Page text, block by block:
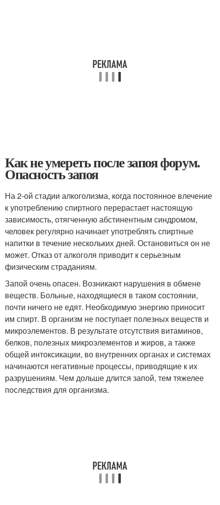
Как не умереть после запоя форум.
Опасность запоя
На 2-ой стадии алкоголизма, когда постоянное влечение
к употреблению спиртного перерастает настоящую
зависимость, отягченную абстинентным синдромом,
человек регулярно начинает употреблять спиртные
напитки в течение нескольких дней. Остановиться он не
может. Отказ от алкоголя приводит к серьезным
физическим страданиям.
Запой очень опасен. Возникают нарушения в обмене
веществ. Больные, находящиеся в таком состоянии,
почти ничего не едят. Необходимую энергию приносит
им спирт. В организм не поступает полезных веществ и
микроэлементов. В результате отсутствия витаминов,
белков, полезных микроэлементов и жиров, а также
общей интоксикации, во внутренних органах и системах
начинаются негативные процессы, приводящие к их
разрушениям. Чем дольше длится запой, тем тяжелее
последствия для организма.